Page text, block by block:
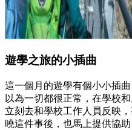
遊學之旅的小插曲
這一個月的遊學有個小小插
以為一切都很正常，在學校
立刻去和學校工作人員反映
曉這件事後，也馬上提供協